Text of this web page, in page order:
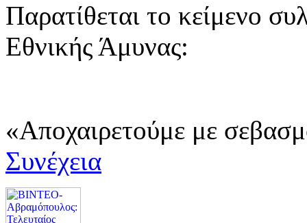
Παρατίθεται το κείμενο
Εθνικής Άμυνας:
«Αποχαιρετούμε με
Συνέχεια